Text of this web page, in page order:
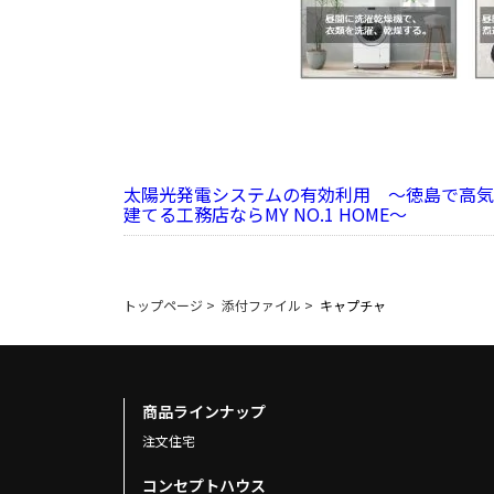
太陽光発電システムの有効利用 ～徳島で高
建てる工務店ならMY NO.1 HOME～
トップページ > 添付ファイル > キャプチャ
商品ラインナップ
注文住宅
コンセプトハウス